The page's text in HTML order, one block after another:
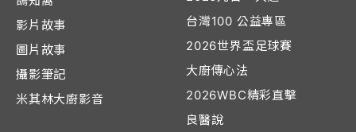
影片故事
圖片故事
攝影筆記
米其林大廚影音
台灣100 公益專區
2026世界盃足球賽
大廚傳心法
2026WBC精彩直擊
良醫說